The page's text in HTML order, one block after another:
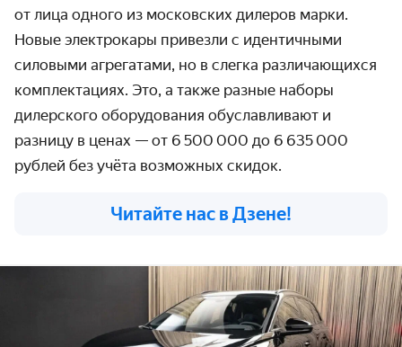
от лица одного из московских дилеров марки.
Новые электрокары привезли с идентичными
силовыми агрегатами, но в слегка различающихся
комплектациях. Это, а также разные наборы
дилерского оборудования обуславливают и
разницу в ценах — от 6 500 000 до 6 635 000
рублей без учёта возможных скидок.
Читайте нас в Дзене!